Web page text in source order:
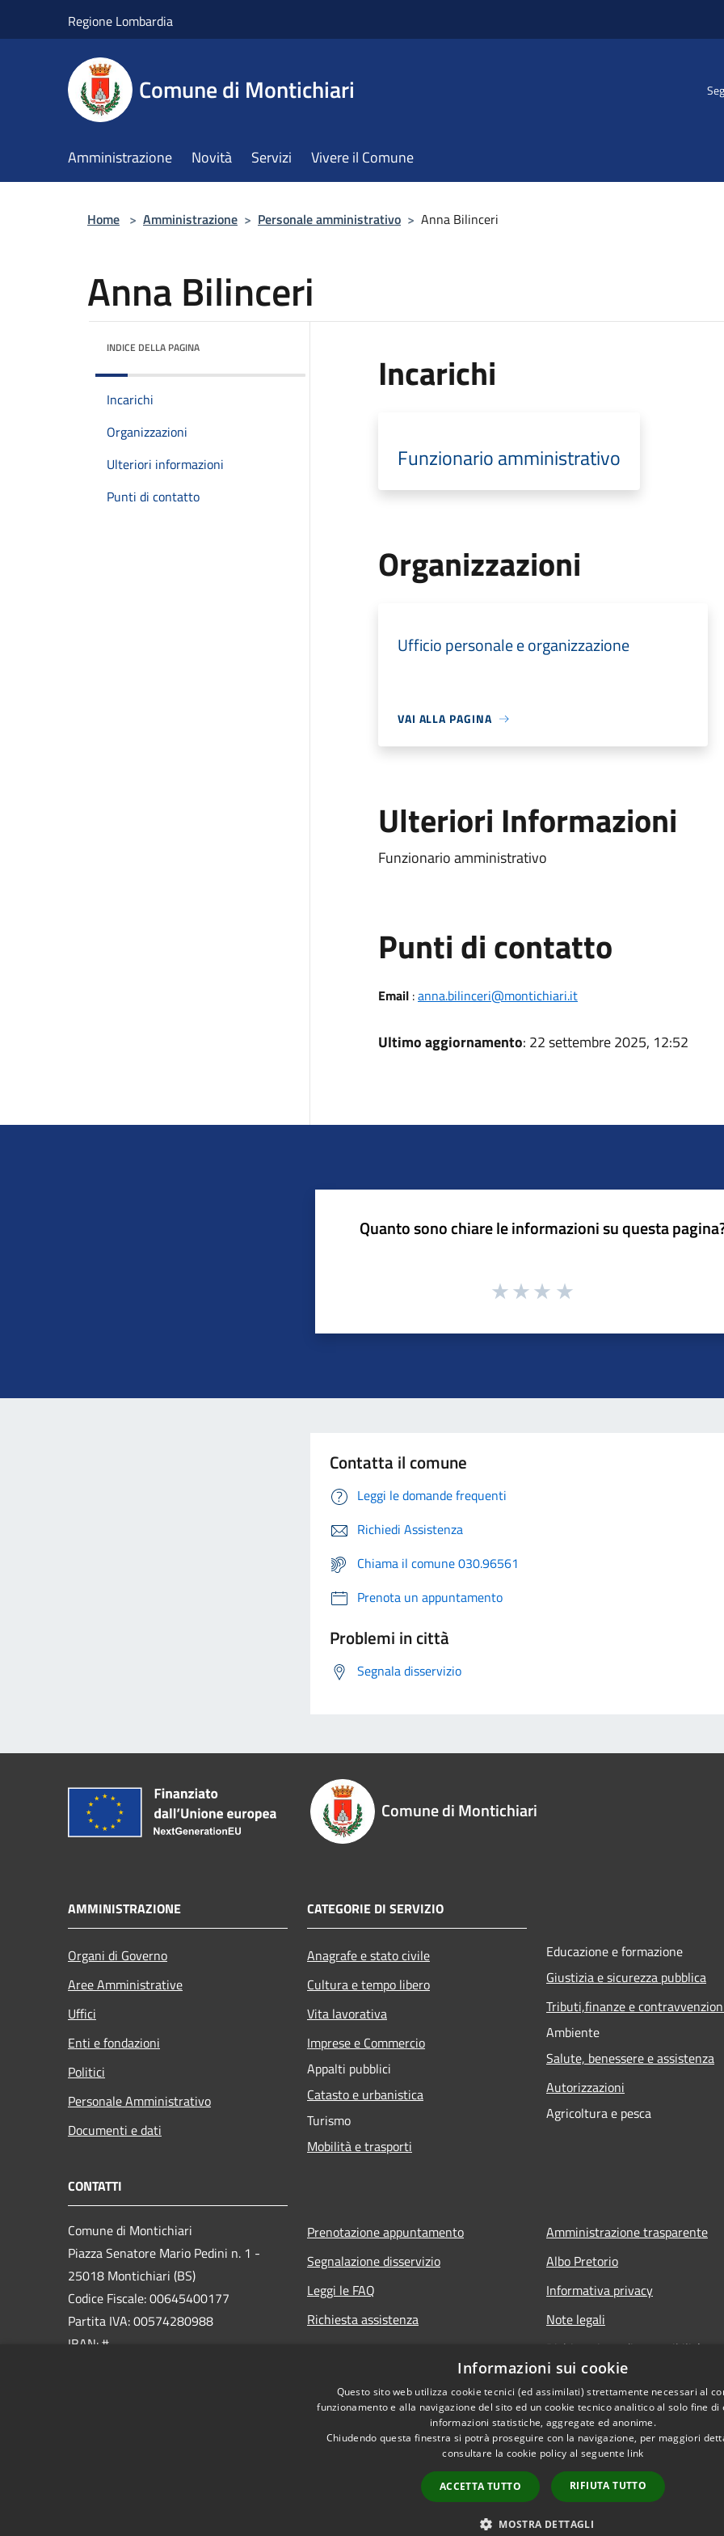
Regione Lombardia
Comune di Montichiari
Amministrazione Novità Servizi Vivere il Comune
Home > Amministrazione > Personale amministrativo > Anna Bilinceri
Anna Bilinceri
INDICE DELLA PAGINA
Incarichi
Organizzazioni
Ulteriori informazioni
Punti di contatto
Incarichi
Funzionario amministrativo
Organizzazioni
Ufficio personale e organizzazione
VAI ALLA PAGINA
Ulteriori Informazioni
Funzionario amministrativo
Punti di contatto
Email:anna.bilinceri@montichiari.it
Ultimo aggiornamento: 22 settembre 2025, 12:52
Quanto sono chiare le informazioni su questa
Contatta il comune
Leggi le domande frequenti
Richiedi Assistenza
Chiama il comune 030.96561
Prenota un appuntamento
Problemi in città
Segnala disservizio
Comune di Montichiari
AMMINISTRAZIONE
Organi di Governo
Aree Amministrative
Uffici
Enti e fondazioni
Politici
Personale Amministrativo
Documenti e dati
CATEGORIE DI SERVIZIO
Anagrafe e stato civile
Cultura e tempo libero
Vita lavorativa
Imprese e Commercio
Appalti pubblici
Catasto e urbanistica
Turismo
Mobilità e trasporti
Educazione e formazione
Giustizia e sicurezza pubblica
Tributi,finanze e
Ambiente
Salute, benessere e assistenza
Autorizzazioni
Agricoltura e pesca
CONTATTI
Comune di Montichiari
Piazza Senatore Mario Pedini n. 1 -
25018 Montichiari (BS)
Codice Fiscale: 00645400177
Partita IVA: 00574280988
IBAN: #
Prenotazione appuntamento
Segnalazione disservizio
Leggi le FAQ
Richiesta assistenza
Amministrazione trasparente
Albo Pretorio
Informativa privacy
Note legali
Dichiarazione di accessibilità
Whisteblowing
Copyright © 2026 • Comune di
Informazioni sui cookie
Questo sito web utilizza cookie tecnici (ed assimilati) strettamente necessari al
funzionamento e alla navigazione del sito ed un cookie tecnico analitico al solo fine di
informazioni statistiche, aggregate ed anonime.
Chiudendo questa finestra si potrà proseguire con la navigazione, per maggiori
consultare la cookie policy al seguente link
ACCETTA TUTTO RIFIUTA TUTTO
MOSTRA DETTAGLI